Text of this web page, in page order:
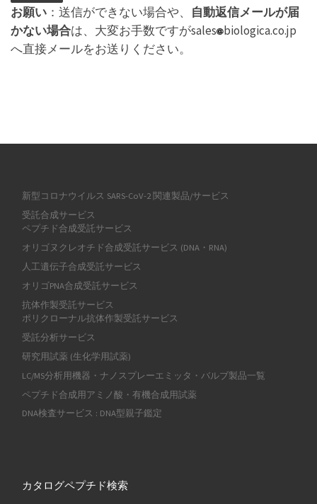
お願い ：送信ができない場合や、 自動返信メールが届
かない場合は、大変お手数ですがsales biologica.co.jp
へ直接メールをお送りください。
新型コロナウイルス SARS-CoV-2 関連製品/サービス
受託合成サービス
ペプチド合成受託サービス
オリゴヌクレオチド合成受託サービス (DNA・RNA)
人工遺伝子合成受託サービス
オリゴPNA合成受託サービス
抗体作製受託サービス
ポリクローナル抗体作製受託サービス
受託分析サービス
研究用試薬 (生化学用試薬)
LC/MS分析用機器・ナノスプレーエミッタ・バルブ製品一覧
ペプチド合成用アミノ酸・有機合成用試薬
DNA検査サービス : DNA型親子鑑定
カタログペプチド検索